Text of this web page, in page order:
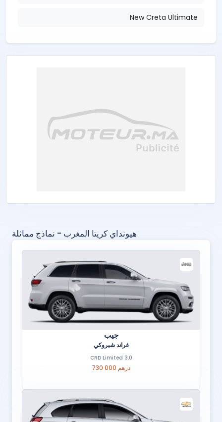
New Creta Ultimate
هيونداي كريتا المغرب - نماذج مماثلة
جيب
غراند شيروكي
3.0 CRD Limited
730 000 درهم